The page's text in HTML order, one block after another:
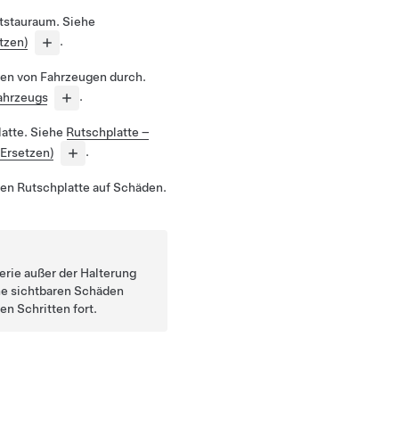
Siehe
.
von Fahrzeugen durch.
.
Siehe Rutschplatte –
.
Rutschplatte auf Schäden.
außer der Halterung
sichtbaren Schäden
Schritten fort.